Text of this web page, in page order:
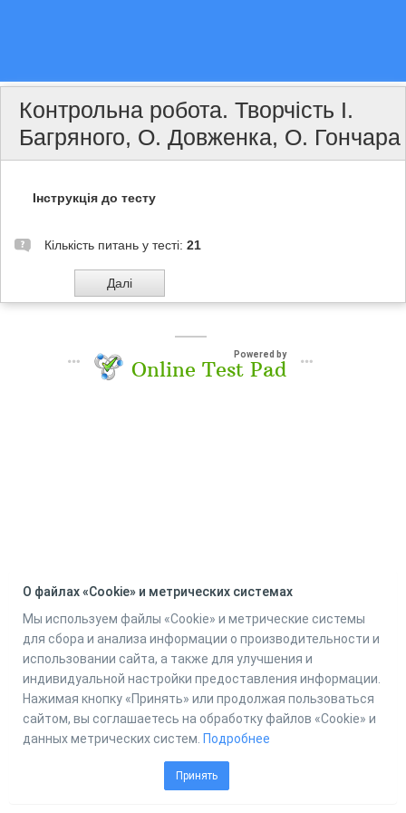
Контрольна робота. Творчість І.
Багряного, О. Довженка, О. Гончара
Інструкція до тесту
Кількість питань у тесті: 21
Powered by
Online Test Pad
О файлах «Cookie» и метрических системах
Мы используем файлы «Cookie» и метрические системы
для сбора и анализа информации о производительности и
использовании сайта, а также для улучшения и
индивидуальной настройки предоставления информации.
Нажимая кнопку «Принять» или продолжая пользоваться
сайтом, вы соглашаетесь на обработку файлов «Cookie» и
данных метрических систем. Подробнее
Принять